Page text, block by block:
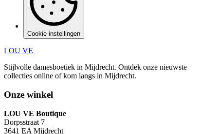
Cookie instellingen
LOU VE
Stijlvolle damesboetiek in Mijdrecht. Ontdek onze nieuwste
collecties online of kom langs in Mijdrecht.
Onze winkel
LOU VE Boutique
Dorpsstraat 7
3641 EA Mijdrecht